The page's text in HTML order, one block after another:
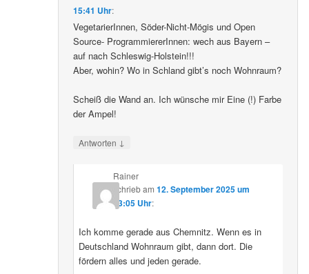
15:41 Uhr:
VegetarierInnen, Söder-Nicht-Mögis und Open
Source- ProgrammiererInnen: wech aus Bayern –
auf nach Schleswig-Holstein!!!
Aber, wohin? Wo in Schland gibt’s noch Wohnraum?
Scheiß die Wand an. Ich wünsche mir Eine (!) Farbe
der Ampel!
Antworten ↓
Rainer
schriebam 12. September 2025 um
23:05 Uhr:
Ich komme gerade aus Chemnitz. Wenn es in
Deutschland Wohnraum gibt, dann dort. Die
fördern alles und jeden gerade.